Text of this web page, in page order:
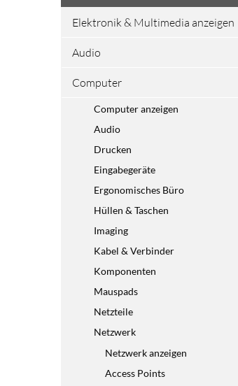
Elektronik & Multimedia anzeigen
Audio
Computer
Computer anzeigen
Audio
Drucken
Eingabegeräte
Ergonomisches Büro
Hüllen & Taschen
Imaging
Kabel & Verbinder
Komponenten
Mauspads
Netzteile
Netzwerk
Netzwerk anzeigen
Access Points